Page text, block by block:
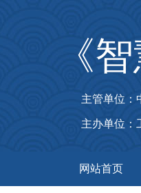
《
主管单位：
主办单位：
网站首页